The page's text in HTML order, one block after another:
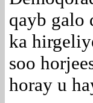
qayb galo
ka
soo
horay u